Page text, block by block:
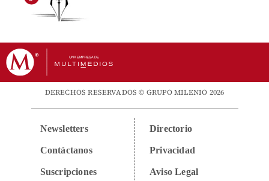
DERECHOS RESERVADOS © GRUPO MILENIO 2026
Newsletters
Contáctanos
Suscripciones
Directorio
Privacidad
Aviso Legal